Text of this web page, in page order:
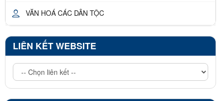
VĂN HOÁ CÁC DÂN TỘC
LIÊN KẾT WEBSITE